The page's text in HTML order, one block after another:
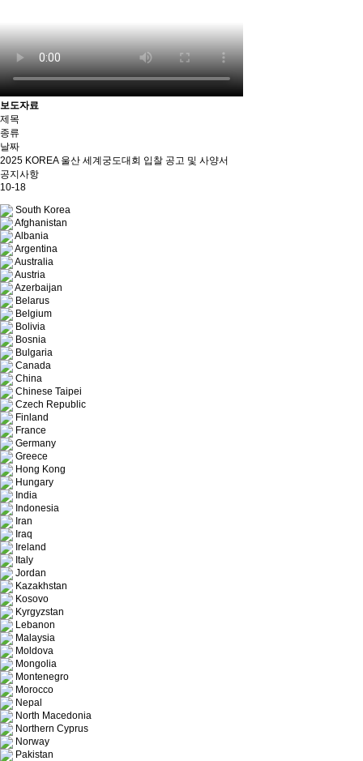
보도자료
제목
종류
날짜
2025 KOREA 울산 세계궁도대회 입찰 공고 및 사양서
공지사항
10-18
South Korea
Afghanistan
Albania
Argentina
Australia
Austria
Azerbaijan
Belarus
Belgium
Bolivia
Bosnia
Bulgaria
Canada
China
Chinese Taipei
Czech Republic
Finland
France
Germany
Greece
Hong Kong
Hungary
India
Indonesia
Iran
Iraq
Ireland
Italy
Jordan
Kazakhstan
Kosovo
Kyrgyzstan
Lebanon
Malaysia
Moldova
Mongolia
Montenegro
Morocco
Nepal
North Macedonia
Northern Cyprus
Norway
Pakistan